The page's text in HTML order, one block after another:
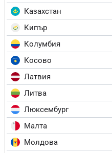
Казахстан
Кипър
Колумбия
Косово
Латвия
Литва
Люксембург
Малта
Молдова